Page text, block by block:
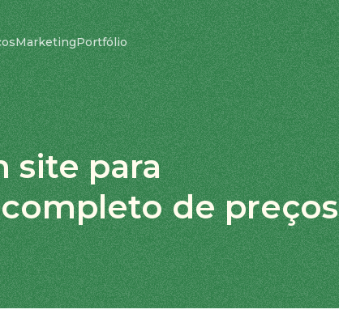
MarketingPortfólio
site para
de preços